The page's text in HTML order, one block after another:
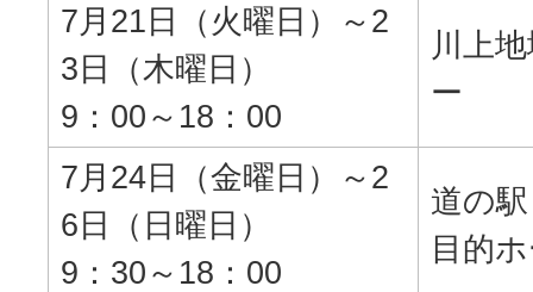
7月21日（火曜日）～2
3日（木曜日）
9：00～18：00
川上
ー
7月24日（金曜日）～2
6日（日曜日）
9：30～18：00
道の
目的